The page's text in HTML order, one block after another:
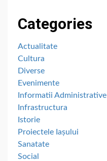
Categories
Actualitate
Cultura
Diverse
Evenimente
Informatii Administrative
Infrastructura
Istorie
Proiectele Iașului
Sanatate
Social